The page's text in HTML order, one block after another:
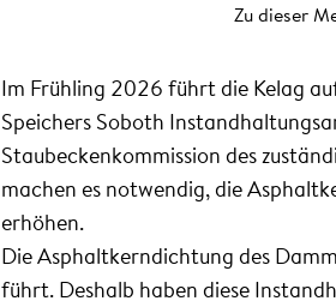
Zu dieser
Im Frühling 2026 führt die Kelag
Speichers Soboth
Staubeckenkommission des
machen es notwendig, die
erhöhen.
Die Asphaltkerndichtung des
führt. Deshalb haben diese